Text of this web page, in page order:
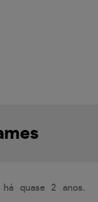
quase 2 anos.